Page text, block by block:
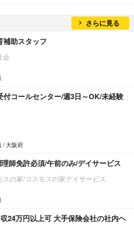
さらに見る
補助スタッフ
会
コールセンター/週3日～OK/未経験
/ 大阪府
理師免許必須/午前のみ/デイサービス
の家/コスモスの家デイサービス
24万円以上可 大手保険会社の社内ヘ